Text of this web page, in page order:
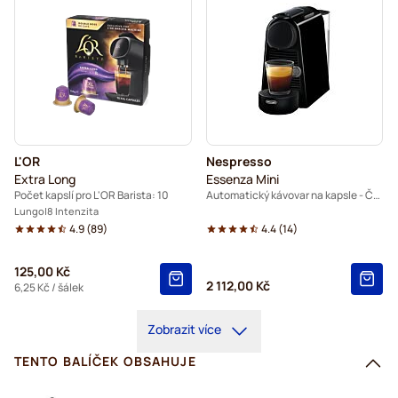
L'OR
Extra Long
Počet kapslí pro L'OR Barista: 10
Lungo 8 Intenzita
4.9(89)
125,00 Kč
6,25 Kč / šálek
Nespresso
Essenza Mini
Automatický kávovar na kapsle - Černý
4.4(14)
2 112,00 Kč
Zobrazit více
TENTO BALÍČEK OBSAHUJE